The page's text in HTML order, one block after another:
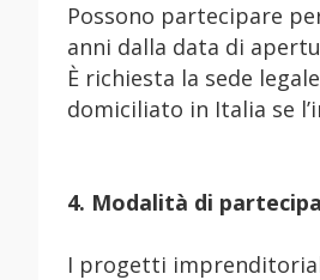
Possono partecipare
anni dalla data di
È richiesta la sede
domiciliato in Italia se
4. Modalità di
I progetti